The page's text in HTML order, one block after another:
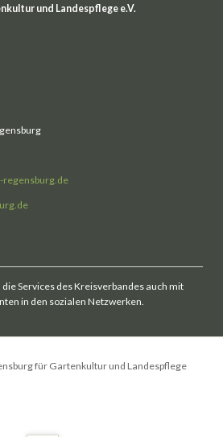
und Landespflege e.V.
regensburg.de
die Services des Kreisverbandes auch mit
in den sozialen Netzwerken.
für Gartenkultur und Landespflege